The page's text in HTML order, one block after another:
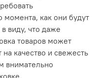
момента, как они будут
виду, что даже
товаров может
на качество и свежесть
внимательно